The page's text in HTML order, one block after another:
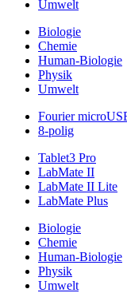
Umwelt
Biologie
Chemie
Human-Biologie
Physik
Umwelt
Fourier
8-polig
Tablet3 Pro
LabMate II
LabMate II Lite
LabMate Plus
Biologie
Chemie
Human-Biologie
Physik
Umwelt